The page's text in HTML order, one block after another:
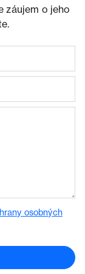
záujem o jeho
osobných